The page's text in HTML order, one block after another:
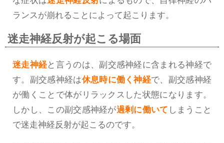
ランスが崩れることによって起こります。
迷走神経反射が起こる場面
迷走神経と言うのは、副交感神経に含まれる神経で
す。副交感神経は休息時に働く神経で、副交感神経
が働くことで体がリラックスした状態になります。
しかし、この副交感神経が過剰に働いて しまうこと
で迷走神経反射が起こるのです。